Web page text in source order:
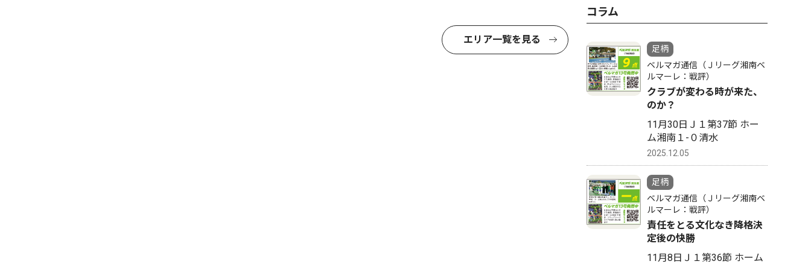
エリア一覧を見る
コラム
足柄
ベルマガ通信（Ｊリーグ湘南ベ
ルマーレ：戦評）
クラブが変わる時が来た、
のか？
11月30日Ｊ１第37節 ホー
ム湘南１-０清水
2025.12.05
足柄
ベルマガ通信（Ｊリーグ湘南ベ
ルマーレ：戦評）
責任をとる文化なき降格決
定後の快勝
11月8日Ｊ１第36節 ホーム